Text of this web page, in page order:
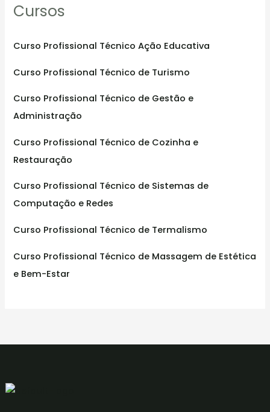
c
f
r
:
Cursos
Curso Profissional Técnico Ação Educativa
Curso Profissional Técnico de Turismo
Curso Profissional Técnico de Gestão e
Administração
Curso Profissional Técnico de Cozinha e
Restauração
Curso Profissional Técnico de Sistemas de
Computação e Redes
Curso Profissional Técnico de Termalismo
Curso Profissional Técnico de Massagem de Estética
e Bem-Estar